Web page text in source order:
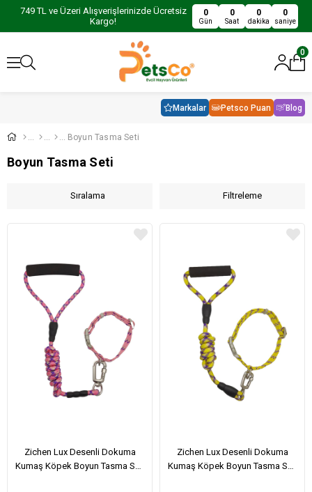
749 TL ve Üzeri Alışverişlerinizde Ücretsiz
Kargo!
0
Gün
0
Saat
0
dakika
0
saniye
0
Markalar Petsco Puan Blog
Boyun Tasma Seti
Boyun Tasma Seti
Filtreleme
Sıralama
Zichen Lux Desenli Dokuma
Kumaş Köpek Boyun Tasma Seti
Zichen Lux Desenli Dokuma
Kumaş Köpek Boyun Tasma Seti